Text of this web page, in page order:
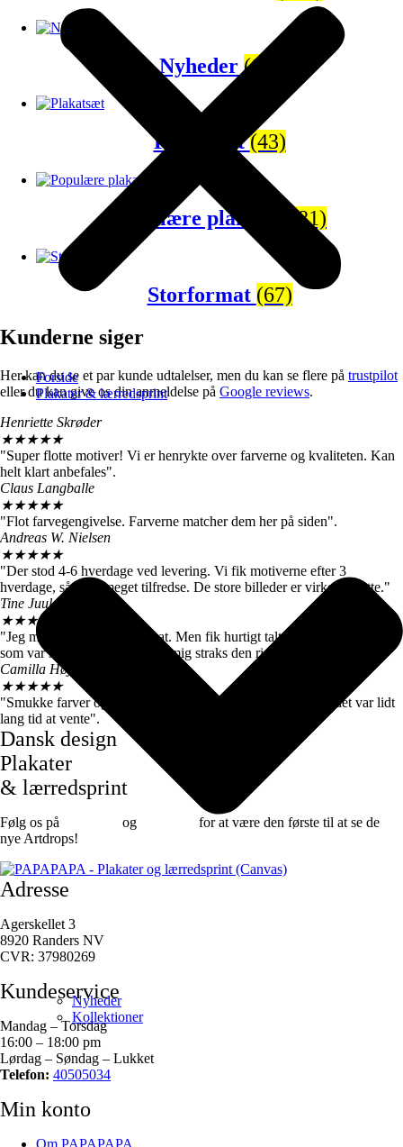
Forside
Plakater & lærredsprint
Nyheder
Kollektioner
Nyheder(65)
Plakatsæt(43)
Populære plakater (81)
Storformat (67)
Kunderne siger
Her kan du se et par kunde udtalelser, men du kan se flere på trustpilot
eller du kan give os din anmeldelse på Google reviews.
Henriette Skrøder
★★★★★
"Super flotte motiver! Vi er henrykte over farverne og kvaliteten. Kan
helt klart anbefales".
Claus Langballe
★★★★★
"Flot farvegengivelse. Farverne matcher dem her på siden".
Andreas W. Nielsen
★★★★★
"Der stod 4-6 hverdage ved levering. Vi fik motiverne efter 3
hverdage, så vi er meget tilfredse. De store billeder er virkelig flotte."
Tine Juul
★★★★
"Jeg modtog en forkert plakat. Men fik hurtigt talt med kundeservice
som var super søde og sendte mig straks den rigtige".
Camilla Høj
★★★★★
"Smukke farver og motiver, de kom dog først efter 7 dage, det var lidt
lang tid at vente".
Dansk design
Plakater
& lærredsprint
Følg os på og
for at være den første til at se de
nye Artdrops!
Adresse
Agerskellet 3
8920 Randers NV
CVR: 37980269
Kundeservice
Mandag – Torsdag
16:00 – 18:00 pm
Lørdag – Søndag – Lukket
Telefon: 40505034
Min konto
Om PAPAPAPA